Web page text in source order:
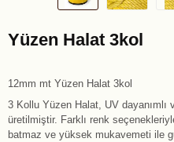
Yüzen Halat 3kol
12mm mt Yüzen Halat 3kol
3 Kollu Yüzen Halat, UV
üretilmiştir. Farklı renk
batmaz ve yüksek mukavemeti ile